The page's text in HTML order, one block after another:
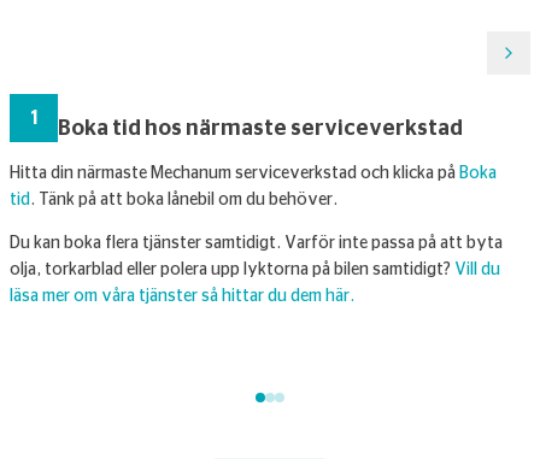
1 Boka tid hos närmaste serviceverkstad
Hitta din närmaste Mechanum serviceverkstad och klicka på Boka
tid . Tänk på att boka lånebil om du behöver.
Du kan boka flera tjänster samtidigt. Varför inte passa på att byta
olja, torkarblad eller polera upp lyktorna på bilen samtidigt? Vill du
läsa mer om våra tjänster så hittar du dem här.